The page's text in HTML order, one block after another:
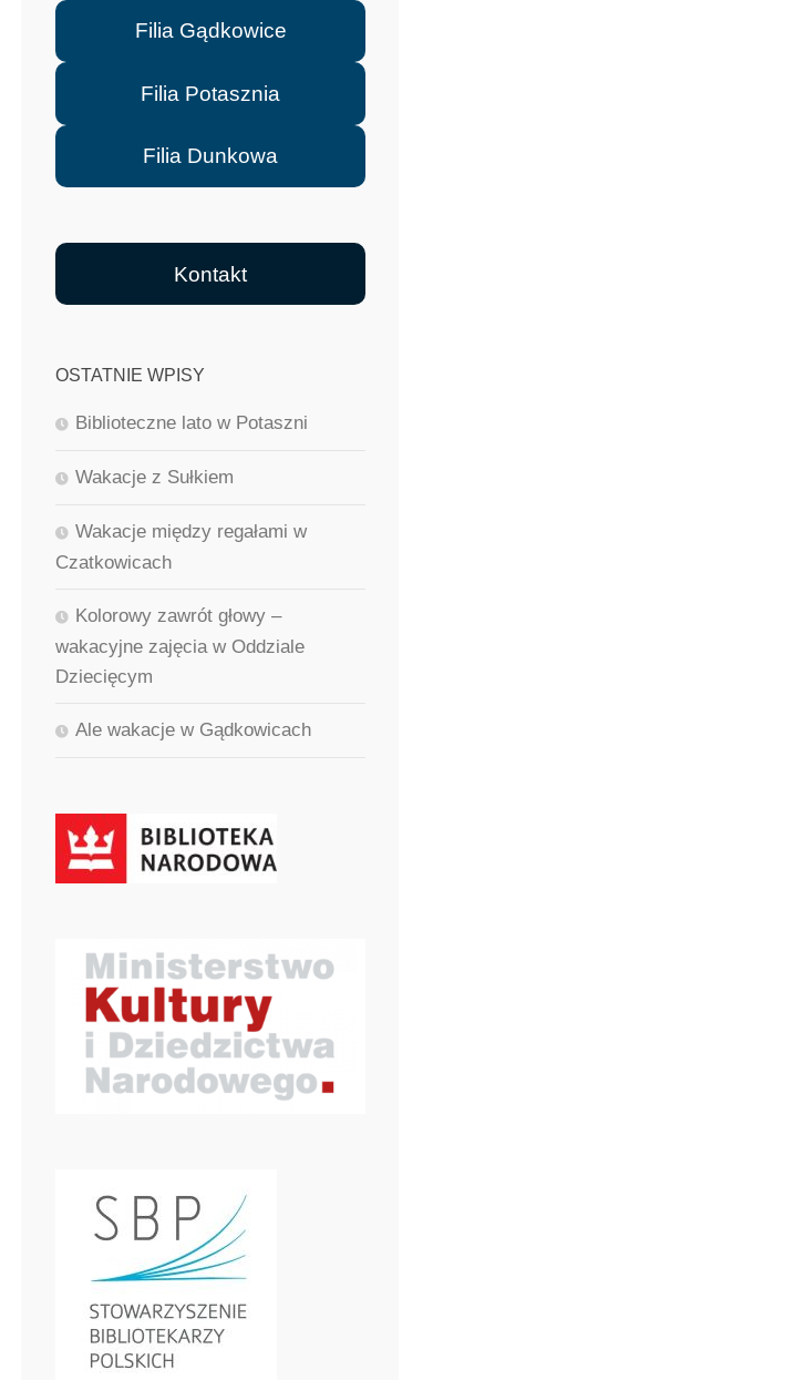
Filia Gądkowice
Filia Potasznia
Filia Dunkowa
Kontakt
OSTATNIE WPISY
Biblioteczne lato w Potaszni
Wakacje z Sułkiem
Wakacje między regałami w
Czatkowicach
Kolorowy zawrót głowy –
wakacyjne zajęcia w Oddziale
Dziecięcym
Ale wakacje w Gądkowicach